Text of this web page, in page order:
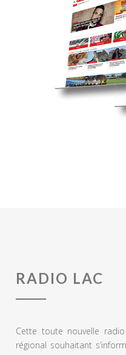
RADIO LAC
Cette toute nouvelle
régional souhaitant